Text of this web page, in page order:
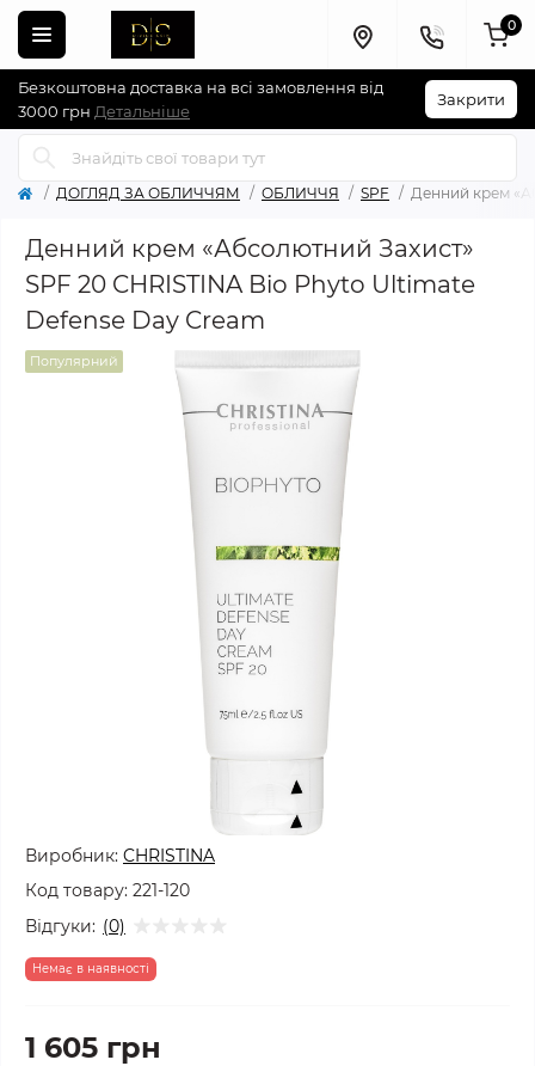
Безкоштовна доставка на всі замовлення від
3000 грн Детальніше
Закрити
0
ДОГЛЯД ЗА ОБЛИЧЧЯМ ОБЛИЧЧЯ SPF Денний крем
Денний крем «Абсолютний Захист»
SPF 20 CHRISTINA Bio Phyto Ultimate
Defense Day Cream
Популярний
Виробник: CHRISTINA
Код товару: 221-120
Відгуки: (0)
Немає в наявності
1 605 грн